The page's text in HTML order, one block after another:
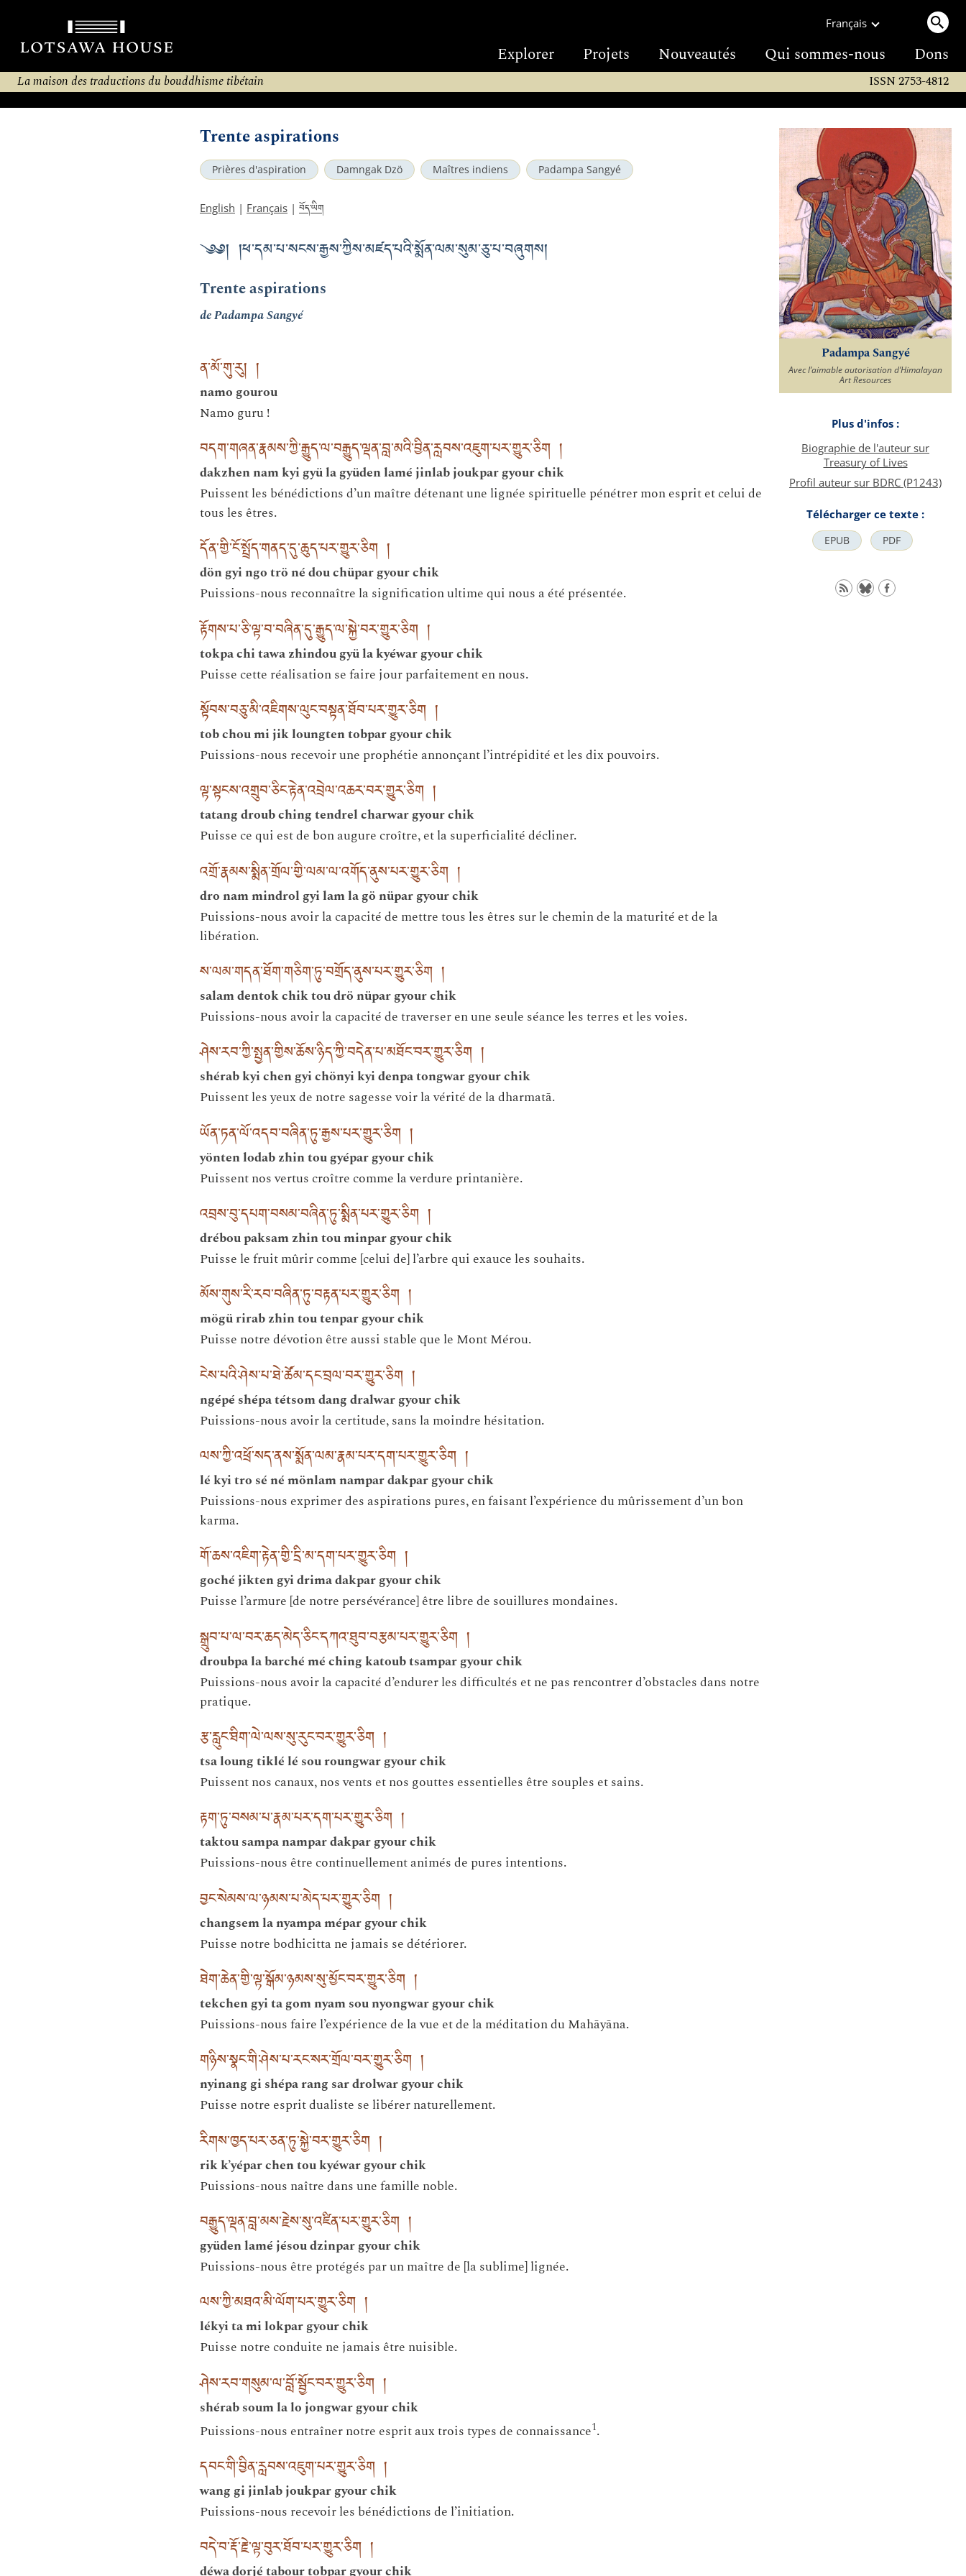
Français
Explorer Projets Nouveautés Qui sommes-nous Dons
La maison des traductions du bouddhisme tibétain ISSN 2753-4812
Trente aspirations
Prières d'aspiration Damngak Dzö Maîtres indiens Padampa Sangyé
English | Français | བོད་ཡིག
༄༅། །ཕ་དམ་པ་སངས་རྒྱས་ཀྱིས་མཛད་པའི་སྨོན་ལམ་སུམ་ཅུ་པ་བཞུགས།
Trente aspirations
de Padampa Sangyé
ན་མོ་གུ་རུ། །
namo gourou
Namo guru !
བདག་གཞན་རྣམས་ཀྱི་རྒྱུད་ལ་བརྒྱུད་ལྡན་བླ་མའི་བྱིན་རླབས་འཇུག་པར་གྱུར་ཅིག །
dakzhen nam kyi gyü la gyüden lamé jinlab joukpar gyour chik
Puissent les bénédictions d’un maître détenant une lignée spirituelle pénétrer mon esprit et celui de
tous les êtres.
དོན་གྱི་ངོ་སྤྲོད་གནད་དུ་ཆུད་པར་གྱུར་ཅིག །
dön gyi ngo trö né dou chüpar gyour chik
Puissions-nous reconnaître la signification ultime qui nous a été présentée.
རྟོགས་པ་ཅི་ལྟ་བ་བཞིན་དུ་རྒྱུད་ལ་སྐྱེ་བར་གྱུར་ཅིག །
tokpa chi tawa zhindou gyü la kyéwar gyour chik
Puisse cette réalisation se faire jour parfaitement en nous.
སྟོབས་བཅུ་མི་འཇིགས་ལུང་བསྟན་ཐོབ་པར་གྱུར་ཅིག །
tob chou mi jik loungten tobpar gyour chik
Puissions-nous recevoir une prophétie annonçant l’intrépidité et les dix pouvoirs.
ལྟ་སྟངས་འགྲུབ་ཅིང་རྟེན་འབྲེལ་འཆར་བར་གྱུར་ཅིག །
tatang droub ching tendrel charwar gyour chik
Puisse ce qui est de bon augure croître, et la superficialité décliner.
འགྲོ་རྣམས་སྨིན་གྲོལ་གྱི་ལམ་ལ་འགོད་ནུས་པར་གྱུར་ཅིག །
dro nam mindrol gyi lam la gö nüpar gyour chik
Puissions-nous avoir la capacité de mettre tous les êtres sur le chemin de la maturité et de la
libération.
ས་ལམ་གདན་ཐོག་གཅིག་ཏུ་བགྲོད་ནུས་པར་གྱུར་ཅིག །
salam dentok chik tou drö nüpar gyour chik
Puissions-nous avoir la capacité de traverser en une seule séance les terres et les voies.
ཤེས་རབ་ཀྱི་སྤྱན་གྱིས་ཆོས་ཉིད་ཀྱི་བདེན་པ་མཐོང་བར་གྱུར་ཅིག །
shérab kyi chen gyi chönyi kyi denpa tongwar gyour chik
Puissent les yeux de notre sagesse voir la vérité de la dharmatā.
ཡོན་ཏན་ལོ་འདབ་བཞིན་ཏུ་རྒྱས་པར་གྱུར་ཅིག །
yönten lodab zhin tou gyépar gyour chik
Puissent nos vertus croître comme la verdure printanière.
འབྲས་བུ་དཔག་བསམ་བཞིན་ཏུ་སྨིན་པར་གྱུར་ཅིག །
drébou paksam zhin tou minpar gyour chik
Puisse le fruit mûrir comme [celui de] l’arbre qui exauce les souhaits.
མོས་གུས་རི་རབ་བཞིན་ཏུ་བརྟན་པར་གྱུར་ཅིག །
mögü rirab zhin tou tenpar gyour chik
Puisse notre dévotion être aussi stable que le Mont Mérou.
ངེས་པའི་ཤེས་པ་ཐེ་ཚོམ་དང་བྲལ་བར་གྱུར་ཅིག །
ngépé shépa tétsom dang dralwar gyour chik
Puissions-nous avoir la certitude, sans la moindre hésitation.
ལས་ཀྱི་འཕྲོ་སད་ནས་སྨོན་ལམ་རྣམ་པར་དག་པར་གྱུར་ཅིག །
lé kyi tro sé né mönlam nampar dakpar gyour chik
Puissions-nous exprimer des aspirations pures, en faisant l’expérience du mûrissement d’un bon
karma.
གོ་ཆས་འཇིག་རྟེན་གྱི་དྲི་མ་དག་པར་གྱུར་ཅིག །
goché jikten gyi drima dakpar gyour chik
Puisse l’armure [de notre persévérance] être libre de souillures mondaines.
སྒྲུབ་པ་ལ་བར་ཆད་མེད་ཅིང་དཀའ་ཐུབ་བརྩམ་པར་གྱུར་ཅིག །
droubpa la barché mé ching katoub tsampar gyour chik
Puissions-nous avoir la capacité d’endurer les difficultés et ne pas rencontrer d’obstacles dans notre
pratique.
རྩ་རླུང་ཐིག་ལེ་ལས་སུ་རུང་བར་གྱུར་ཅིག །
tsa loung tiklé lé sou roungwar gyour chik
Puissent nos canaux, nos vents et nos gouttes essentielles être souples et sains.
རྟག་ཏུ་བསམ་པ་རྣམ་པར་དག་པར་གྱུར་ཅིག །
taktou sampa nampar dakpar gyour chik
Puissions-nous être continuellement animés de pures intentions.
བྱང་སེམས་ལ་ཉམས་པ་མེད་པར་གྱུར་ཅིག །
changsem la nyampa mépar gyour chik
Puisse notre bodhicitta ne jamais se détériorer.
ཐེག་ཆེན་གྱི་ལྟ་སྒོམ་ཉམས་སུ་མྱོང་བར་གྱུར་ཅིག །
tekchen gyi ta gom nyam sou nyongwar gyour chik
Puissions-nous faire l’expérience de la vue et de la méditation du Mahāyāna.
གཉིས་སྣང་གི་ཤེས་པ་རང་སར་གྲོལ་བར་གྱུར་ཅིག །
nyinang gi shépa rang sar drolwar gyour chik
Puisse notre esprit dualiste se libérer naturellement.
རིགས་ཁྱད་པར་ཅན་ཏུ་སྐྱེ་བར་གྱུར་ཅིག །
rik k’yépar chen tou kyéwar gyour chik
Puissions-nous naître dans une famille noble.
བརྒྱུད་ལྡན་བླ་མས་རྗེས་སུ་འཛིན་པར་གྱུར་ཅིག །
gyüden lamé jésou dzinpar gyour chik
Puissions-nous être protégés par un maître de [la sublime] lignée.
ལས་ཀྱི་མཐའ་མི་ལོག་པར་གྱུར་ཅིག །
lékyi ta mi lokpar gyour chik
Puisse notre conduite ne jamais être nuisible.
ཤེས་རབ་གསུམ་ལ་བློ་སྦྱོང་བར་གྱུར་ཅིག །
shérab soum la lo jongwar gyour chik
Puissions-nous entraîner notre esprit aux trois types de connaissance1.
དབང་གི་བྱིན་རླབས་འཇུག་པར་གྱུར་ཅིག །
wang gi jinlab joukpar gyour chik
Puissions-nous recevoir les bénédictions de l’initiation.
བདེ་བ་རྡོ་རྗེ་ལྟ་བུར་ཐོབ་པར་གྱུར་ཅིག །
déwa dorjé tabour tobpar gyour chik
Padampa Sangyé
Avec l’aimable autorisation d’Himalayan
Art Resources
Plus d'infos :
Biographie de l'auteur sur
Treasury of Lives
Profil auteur sur BDRC (P1243)
Télécharger ce texte :
EPUB PDF